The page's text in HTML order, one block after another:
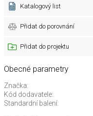
Katalogový list
Přidat do porovnání
Přidat do projektu
Obecné parametry
Značka:
Kód dodavatele:
Standardní balení: